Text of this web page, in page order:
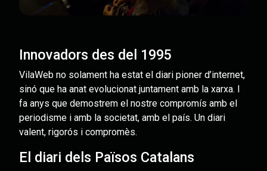
Innovadors des del 1995
VilaWeb no solament ha estat el diari pioner d’internet,
sinó que ha anat evolucionat juntament amb la xarxa. I
fa anys que demostrem el nostre compromís amb el
periodisme i amb la societat, amb el país. Un diari
valent, rigorós i compromès.
El diari dels Països Catalans